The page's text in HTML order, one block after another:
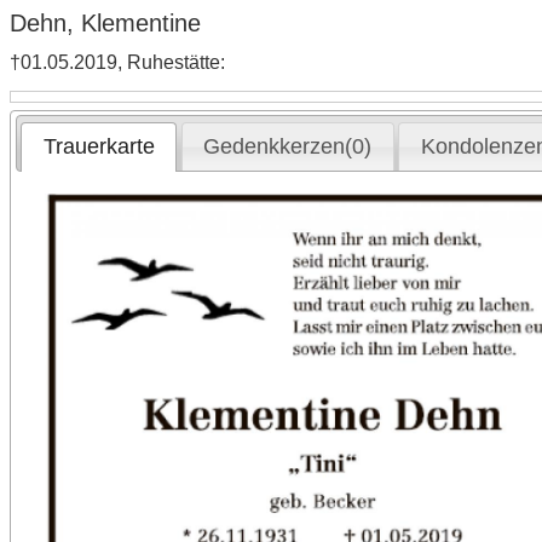
Dehn, Klementine
†01.05.2019, Ruhestätte:
Trauerkarte Gedenkkerzen(0)